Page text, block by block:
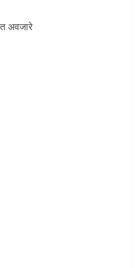
अवजारे